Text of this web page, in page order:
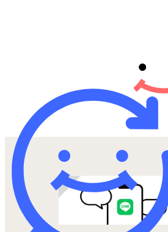
ニュース
にこスマ通信
マイページ